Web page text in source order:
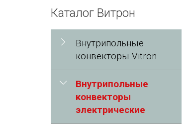
Каталог Витрон
Внутрипольные
конвекторы Vitron
Внутрипольные
конвекторы
электрические